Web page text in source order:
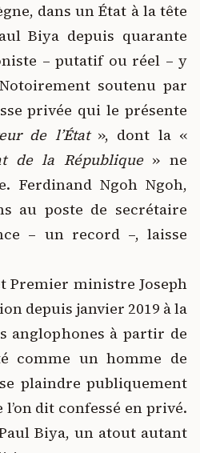
dans un État à la tête
Biya depuis quarante
– putatif ou réel – y
soutenu par
privée qui le présente
de l’État», dont la «
de la République » ne
Ferdinand Ngoh Ngoh,
au poste de secrétaire
– un record –, laisse
Premier ministre Joseph
depuis janvier 2019 à la
anglophones à partir de
comme un homme de
plaindre publiquement
dit confessé en privé.
Biya, un atout autant